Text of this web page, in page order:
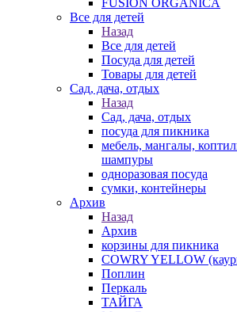
FUSION ORGANICA
Все для детей
Назад
Все для детей
Посуда для детей
Товары для детей
Сад, дача, отдых
Назад
Сад, дача, отдых
посуда для пикника
мебель, мангалы,
шампуры
одноразовая посуда
сумки, контейнеры
Архив
Назад
Архив
корзины для пикника
COWRY YELLOW
Поплин
Перкаль
ТАЙГА